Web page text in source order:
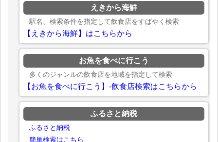
えきから海鮮
駅名、検索条件を指定して飲食店をすばやく検索
【えきから海鮮】はこちらから
お魚を食べに行こう
多くのジャンルの飲食店を地域を指定して検索
【お魚を食べに行こう】-飲食店検索はこちらから
ふるさと納税
ふるさと納税
簡単検索はこちら